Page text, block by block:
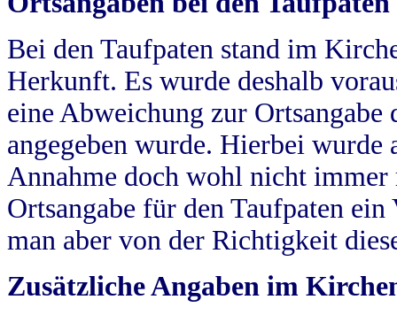
Bei den Taufpaten stand im
Herkunft. Es wurde deshalb
eine Abweichung zur
angegeben wurde. Hierbei wurde
Annahme doch wohl nicht
Ortsangabe für den Taufpaten
man aber von der Richtigkeit
Zusätzliche Angaben im